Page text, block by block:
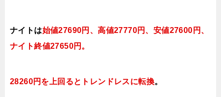
ナイトは始値27690円、高値27770円、 安値27600円 、
ナイト終値27650円。
28260円を上回るとトレンドレスに転換。